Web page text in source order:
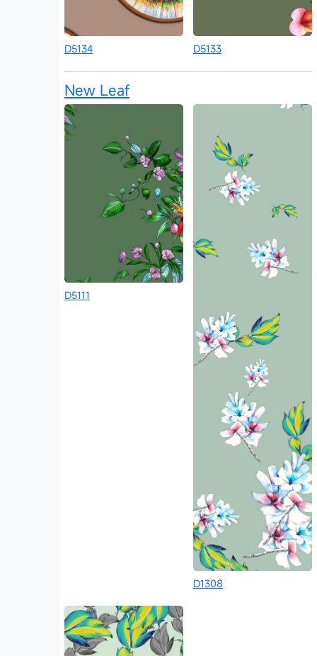
D5134 D5133
New Leaf
D5111
D1308